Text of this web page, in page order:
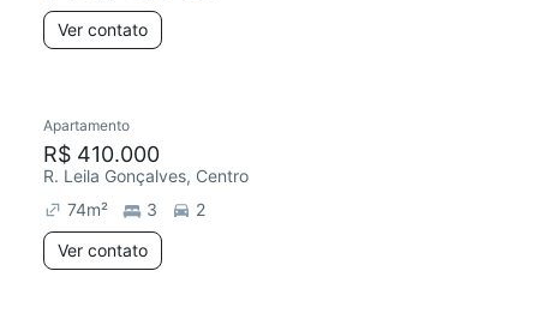
Ver contato
Apartamento
R$ 410.000
R. Leila Gonçalves, Centro
74m² 3
2
Ver contato